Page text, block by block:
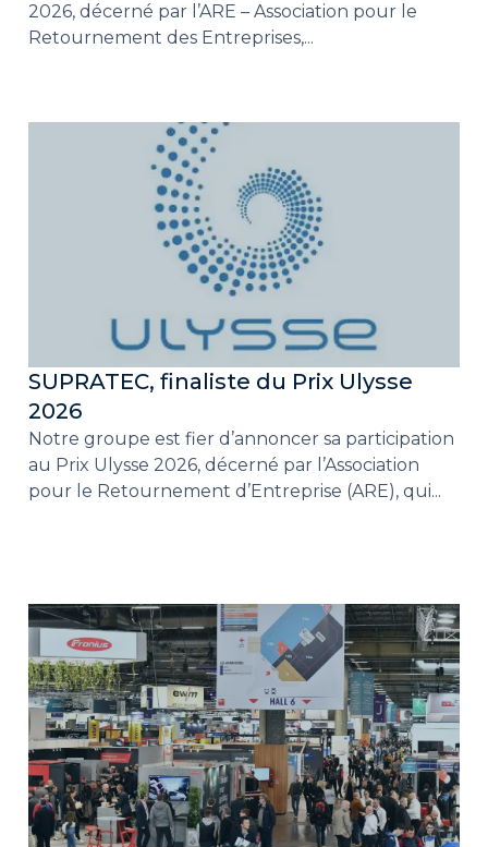
2026, décerné par l’ARE – Association pour le
Retournement des Entreprises,...
SUPRATEC, finaliste du Prix Ulysse
2026
Notre groupe est fier d’annoncer sa participation
au Prix Ulysse 2026, décerné par l’Association
pour le Retournement d’Entreprise (ARE), qui...